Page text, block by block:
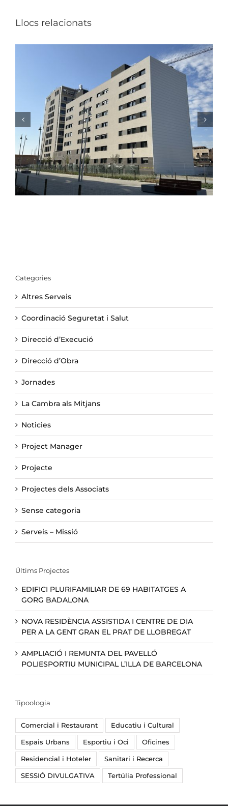
Llocs relacionats
NOVA RESIDÈNCIA ASSISTIDA I CENTRE DE DIA
PER A LA GENT GRAN EL PRAT DE LLOBREGAT
Categories
Altres Serveis
Coordinació Seguretat i Salut
Direcció d’Execució
Direcció d’Obra
Jornades
La Cambra als Mitjans
Noticies
Project Manager
Projecte
Projectes dels Associats
Sense categoria
Serveis – Missió
Últims Projectes
EDIFICI PLURIFAMILIAR DE 69 HABITATGES A
GORG BADALONA
NOVA RESIDÈNCIA ASSISTIDA I CENTRE DE DIA
PER A LA GENT GRAN EL PRAT DE LLOBREGAT
AMPLIACIÓ I REMUNTA DEL PAVELLÓ
POLIESPORTIU MUNICIPAL L’ILLA DE BARCELONA
Tipoologia
Comercial i Restaurant Educatiu i Cultural
Espais Urbans Esportiu i Oci Oficines
Residencial i Hoteler Sanitari i Recerca
SESSIÓ DIVULGATIVA Tertúlia Professional